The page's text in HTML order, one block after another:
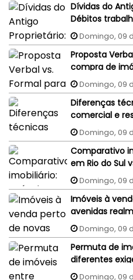
Dívidas do
Débitos
judiciais do
penhorar o
comprado?
Domingo, 09
Proposta
compra de
aceita por
tem validade
Domingo, 09
Diferenças
comercial e
completo
Domingo, 09
Comparativo
em Rio do Sul
Florianópolis
Domingo, 09
Imóveis à
avenidas
mais?Domingo, 09
Permuta de
diferentes
Domingo, 09